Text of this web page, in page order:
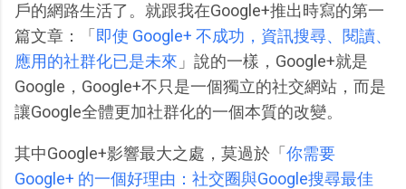
戶的網路生活了。就跟我在Google+推出時寫的第一
篇文章：「 即使 Google+ 不成功，資訊搜尋、閱讀、
應用的社群化已是未來 」說的一樣，Google+就是
Google，Google+不只是一個獨立的社交網站，而是
讓Google全體更加社群化的一個本質的改變。
其中Google+影響最大之處，莫過於「 你需要
Google+ 的一個好理由：社交圈與Google搜尋最佳